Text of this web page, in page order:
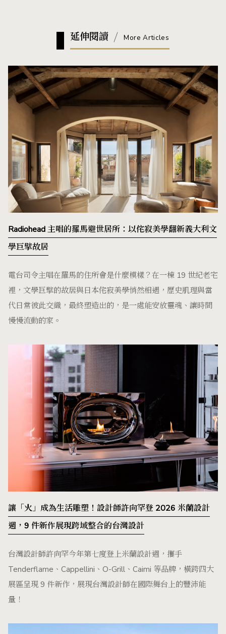
延伸閱讀 More Articles
Radiohead 主唱的羅馬避世居所：以侘寂美學翻新義大利文
學巨擘故居
電台司令主唱在羅馬的住所會是什麼模樣？在一棟 19 世紀老宅
裡，文學巨擘的故居與日本侘寂美學悄然相遇，歷史肌理與當
代日常彼此交織，最終塑造出的，是一處能安放靈魂、讓時間
慢慢流動的家。
讓「火」成為生活雕塑！設計師許向罕登 2026 米蘭設計
週，9 件新作展現跨域整合的台灣設計
台灣設計師許向罕今年第七度登上米蘭設計週，攜手
Tenderflame、Cappellini、O-Grill、Caimi 等品牌，橫跨四大
展區呈現 9 件新作，展現台灣設計師在國際舞台上的豐沛能
量！